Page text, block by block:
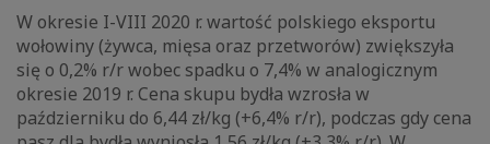
W okresie I-VIII 2020 r. wartość polskiego eksportu
wołowiny (żywca, mięsa oraz przetworów) zwiększyła
się o 0,2% r/r wobec spadku o 7,4% w analogicznym
okresie 2019 r. Cena skupu bydła wzrosła w
październiku do 6,44 zł/kg (+6,4% r/r), podczas gdy cena